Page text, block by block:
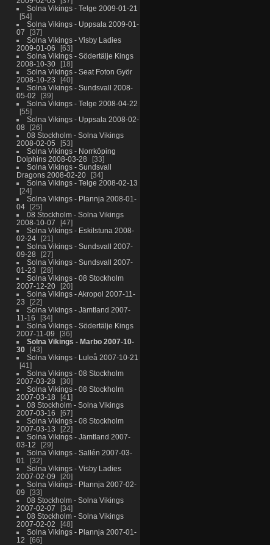
Solna Vikings - Telge 2009-01-21
54
Solna Vikings - Uppsala 2009-01-
07
37
Solna Vikings - Visby Ladies
2009-01-06
63
Solna Vikings - Södertälje Kings
2008-10-30
18
Solna Vikings - Seat Foton Györ
2008-10-23
40
Solna Vikings - Sundsvall 2008-
05-02
39
Solna Vikings - Telge 2008-04-22
55
Solna Vikings - Uppsala 2008-02-
08
26
08 Stockholm - Solna Vikings
2008-02-05
53
Solna Vikings - Norrköping
Dolphins 2008-03-28
33
Solna Vikings - Sundsvall
Dragons 2008-02-20
34
Solna Vikings - Telge 2008-02-13
24
Solna Vikings - Plannja 2008-01-
04
25
08 Stockholm - Solna Vikings
2008-10-07
47
Solna Vikings - Eskilstuna 2008-
02-24
21
Solna Vikings - Sundsvall 2007-
09-28
27
Solna Vikings - Sundsvall 2007-
01-23
28
Solna Vikings - 08 Stockholm
2007-12-20
20
Solna Vikings - Akropol 2007-11-
23
22
Solna Vikings - Jämtland 2007-
11-16
34
Solna Vikings - Södertälje Kings
2007-11-09
36
Solna Vikings - Marbo 2007-10-
30
43
Solna Vikings - Luleå 2007-10-21
41
Solna Vikings - 08 Stockholm
2007-03-28
30
Solna Vikings - 08 Stockholm
2007-03-18
41
08 Stockholm - Solna Vikings
2007-03-16
67
Solna Vikings - 08 Stockholm
2007-03-13
22
Solna Vikings - Jämtland 2007-
03-12
29
Solna Vikings - Sallén 2007-03-
01
32
Solna Vikings - Visby Ladies
2007-02-09
20
Solna Vikings - Plannja 2007-02-
09
33
08 Stockholm - Solna Vikings
2007-02-07
34
08 Stockholm - Solna Vikings
2007-02-02
48
Solna Vikings - Plannja 2007-01-
12
66